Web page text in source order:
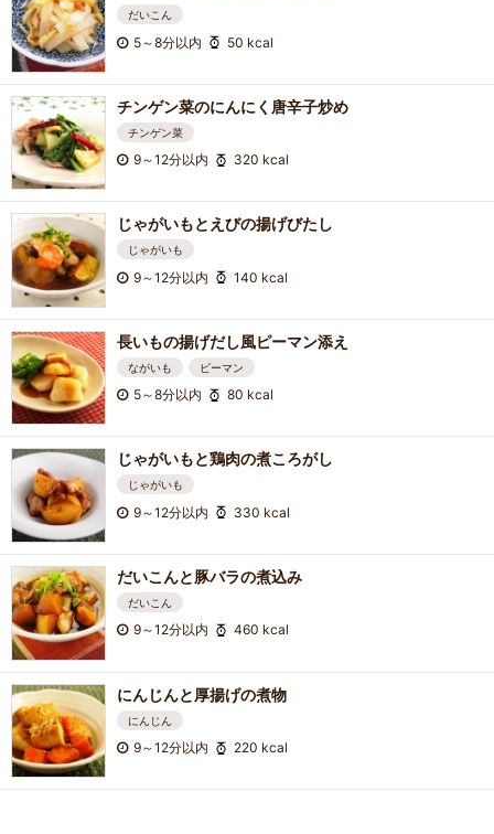
だいこん
5～8分以内 50 kcal
チンゲン菜のにんにく唐辛子炒め
チンゲン菜
9～12分以内 320 kcal
じゃがいもとえびの揚げびたし
じゃがいも
9～12分以内 140 kcal
長いもの揚げだし風ピーマン添え
ながいも ピーマン
5～8分以内 80 kcal
じゃがいもと鶏肉の煮ころがし
じゃがいも
9～12分以内 330 kcal
だいこんと豚バラの煮込み
だいこん
9～12分以内 460 kcal
にんじんと厚揚げの煮物
にんじん
9～12分以内 220 kcal